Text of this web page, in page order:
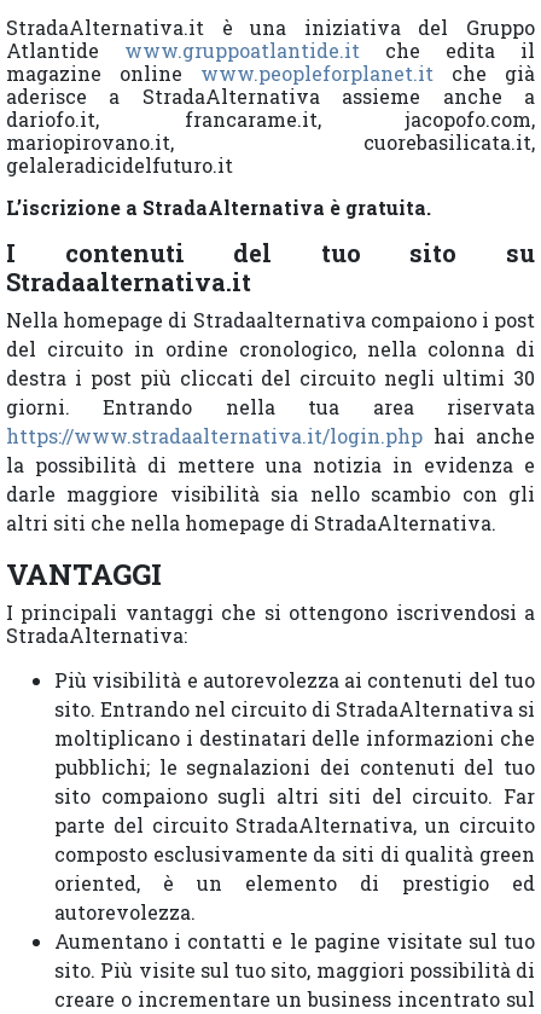
StradaAlternativa.it è una iniziativa del Gruppo
Atlantide www.gruppoatlantide.it che edita il
magazine online www.peopleforplanet.it che già
aderisce a StradaAlternativa assieme anche a
dariofo.it, francarame.it, jacopofo.com,
mariopirovano.it, cuorebasilicata.it,
gelaleradicidelfuturo.it
L’iscrizione a StradaAlternativa è gratuita.
I contenuti del tuo sito su
Stradaalternativa.it
Nella homepage di Stradaalternativa compaiono i post
del circuito in ordine cronologico, nella colonna di
destra i post più cliccati del circuito negli ultimi 30
giorni. Entrando nella tua area riservata
https://www.stradaalternativa.it/login.php hai anche
la possibilità di mettere una notizia in evidenza e
darle maggiore visibilità sia nello scambio con gli
altri siti che nella homepage di StradaAlternativa.
VANTAGGI
I principali vantaggi che si ottengono iscrivendosi a
StradaAlternativa:
Più visibilità e autorevolezza ai contenuti del tuo
sito. Entrando nel circuito di StradaAlternativa si
moltiplicano i destinatari delle informazioni che
pubblichi; le segnalazioni dei contenuti del tuo
sito compaiono sugli altri siti del circuito. Far
parte del circuito StradaAlternativa, un circuito
composto esclusivamente da siti di qualità green
oriented, è un elemento di prestigio ed
autorevolezza.
Aumentano i contatti e le pagine visitate sul tuo
sito. Più visite sul tuo sito, maggiori possibilità di
creare o incrementare un business incentrato sul